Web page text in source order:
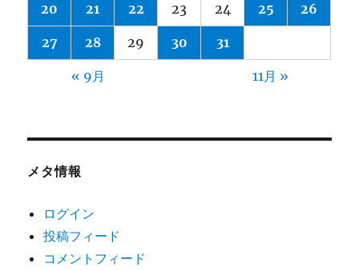
20 21 22 23 24 25 26
27 28 29 30 31
« 9月 11月 »
メタ情報
ログイン
投稿フィード
コメントフィード